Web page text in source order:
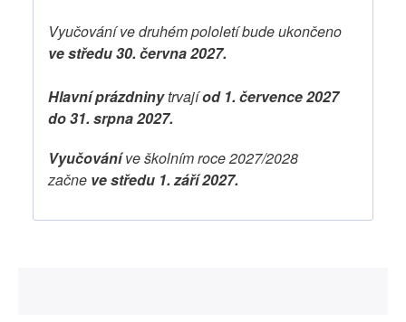
Vyučování ve druhém pololetí bude ukončeno
ve středu 30. června 2027.
Hlavní prázdninytrvajíod 1. července 2027
do 31. srpna 2027.
Vyučováníve školním roce 2027/2028
začne ve středu 1. září 2027.